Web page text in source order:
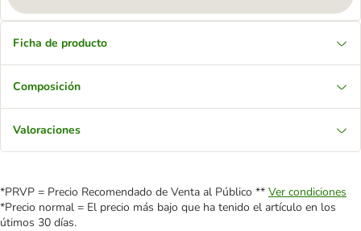
Ficha de producto
Composición
Valoraciones
*PRVP = Precio Recomendado de Venta al Público ** Ver condiciones
*Precio normal = El precio más bajo que ha tenido el artículo en los
útimos 30 días.